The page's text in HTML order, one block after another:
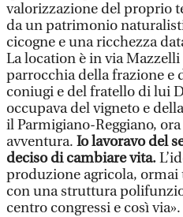
valorizzazione del proprio
da un patrimonio
cicogne e una ricchezza
La location è in via
parrocchia della frazione e
coniugi e del fratello di lui
occupava del vigneto e
il Parmigiano-Reggiano,
avventura. Io lavoravo del
deciso di cambiare vita.
produzione agricola,
con una struttura
centro congressi e così via».